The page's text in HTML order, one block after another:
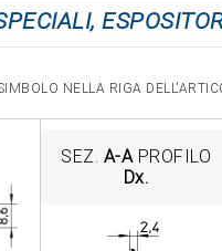
NELLA RIGA
SEZ. A-APROFILO
Dx.